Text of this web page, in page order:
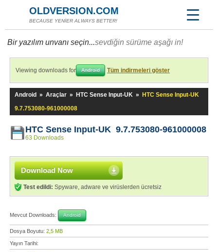
OLDVERSION.COM
BECAUSE YENİER ALWAYS BETTER!
Bir yazılım unvanı seçin...sevdiğin sürüme aşağı in!
Viewing downloads for Android Tüm indirmeleri göster
Android » Araçlar » HTC Sense Input-UK »
HTC Sense Input-UK
9.7.753080-961000008
HTC Sense Input-UK 9.7.753080-961000008
63 Downloads
Download Now
Test edildi: Spyware, adware ve virüslerden ücretsiz
Mevcut Downloads: Android
Dosya Boyutu: 2,5 MB
Yayın Tarihi: